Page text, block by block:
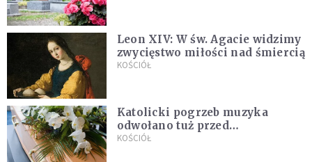
Leon XIV: W św. Agacie widzimy
zwycięstwo miłości nad śmiercią
KOŚCIÓŁ
Katolicki pogrzeb muzyka
odwołano tuż przed
uroczystością. Powodem była
KOŚCIÓŁ